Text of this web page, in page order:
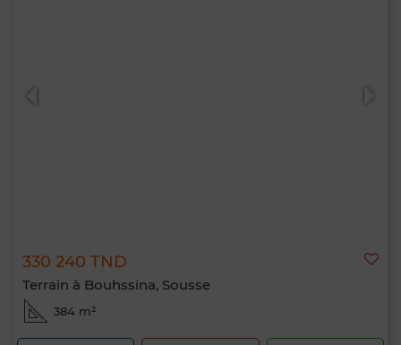
330 240 TND
Terrain à Bouhssina, Sousse
384 m²